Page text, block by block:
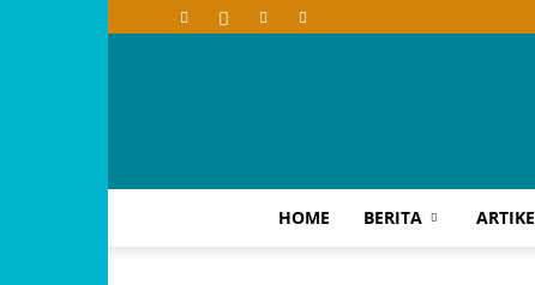
HOME BERITA